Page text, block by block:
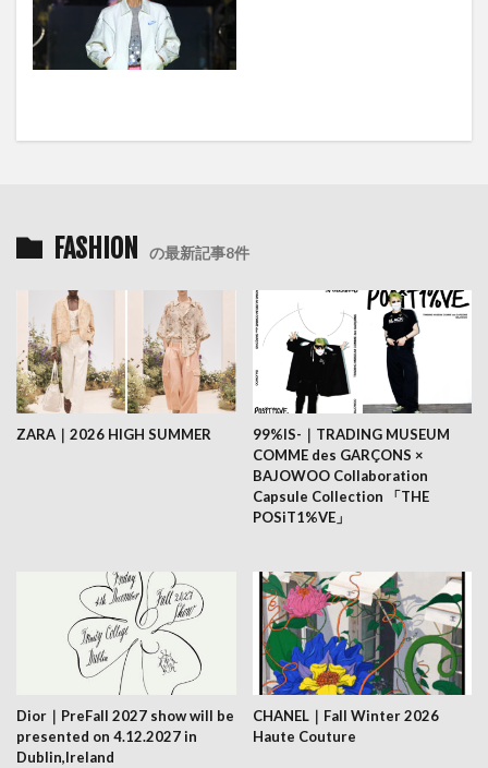
FASHION の最新記事8件
ZARA｜2026 HIGH SUMMER
99%IS-｜TRADING MUSEUM
COMME des GARÇONS ×
BAJOWOO Collaboration
Capsule Collection 「THE
POSiT1%VE」
Dior｜PreFall 2027 show will be
presented on 4.12.2027 in
Dublin,Ireland
CHANEL｜Fall Winter 2026
Haute Couture